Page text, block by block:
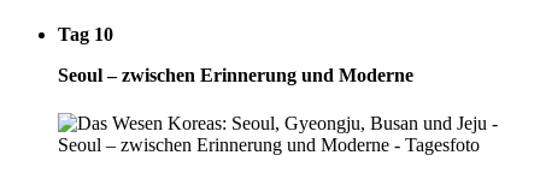
Tag 10
Seoul – zwischen Erinnerung und Moderne